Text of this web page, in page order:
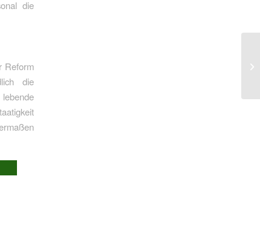
die
Reform
die